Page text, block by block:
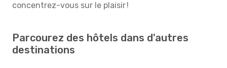
concentrez-vous sur le plaisir !
Parcourez des hôtels dans d'autres
destinations